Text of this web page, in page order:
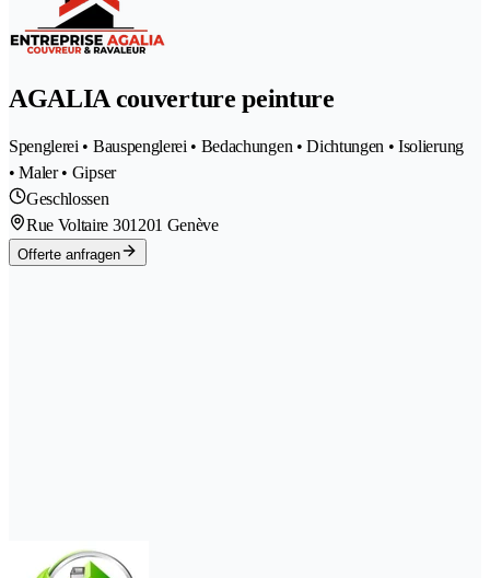
AGALIA couverture peinture
Spenglerei • Bauspenglerei • Bedachungen • Dichtungen • Isolierung
• Maler • Gipser
Geschlossen
Rue Voltaire 301201 Genève
Offerte anfragen